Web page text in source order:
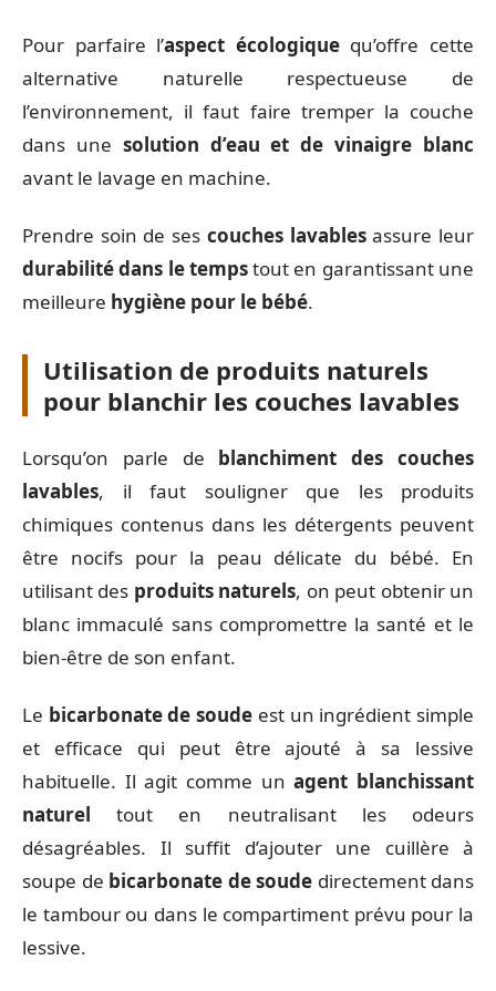
Pour parfaire l’aspect écologiquequ’offre cette
alternative naturelle respectueuse de
l’environnement, il faut faire tremper la couche
dans une solution d’eau et de vinaigre blanc
avant le lavage en machine.
Prendre soin de ses couches lavablesassure leur
durabilité dans le tempstout en garantissant une
meilleure hygiène pour le bébé.
Utilisation de produits naturels
pour blanchir les couches lavables
Lorsqu’on parle de blanchiment des couches
lavables, il faut souligner que les produits
chimiques contenus dans les détergents peuvent
être nocifs pour la peau délicate du bébé. En
utilisant des produits naturels, on peut obtenir un
blanc immaculé sans compromettre la santé et le
bien-être de son enfant.
Le bicarbonate de soude est un ingrédient simple
et efficace qui peut être ajouté à sa lessive
habituelle. Il agit comme unagent blanchissant
naturel tout en neutralisant les odeurs
désagréables. Il suffit d’ajouter une cuillère à
soupe de bicarbonate de soude directement dans
le tambour ou dans le compartiment prévu pour la
lessive.